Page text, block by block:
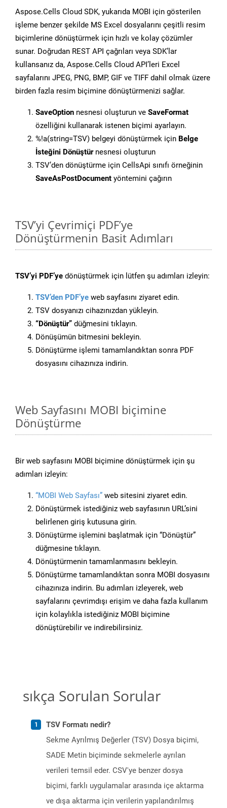
Aspose.Cells Cloud SDK, yukarıda MOBI için gösterilen
işleme benzer şekilde MS Excel dosyalarını çeşitli resim
biçimlerine dönüştürmek için hızlı ve kolay çözümler
sunar. Doğrudan REST API çağrıları veya SDK’lar
kullansanız da, Aspose.Cells Cloud API’leri Excel
sayfalarını JPEG, PNG, BMP, GIF ve TIFF dahil olmak üzere
birden fazla resim biçimine dönüştürmenizi sağlar.
SaveOption nesnesi oluşturun ve SaveFormat
özelliğini kullanarak istenen biçimi ayarlayın.
%!a(string=TSV) belgeyi dönüştürmek için Belge
İsteğini Dönüştürnesnesi oluşturun
TSV’den dönüştürme için CellsApi sınıfı örneğinin
SaveAsPostDocument yöntemini çağırın
TSV’yi Çevrimiçi PDF’ye
Dönüştürmenin Basit Adımları
TSV’yi PDF’ye dönüştürmek için lütfen şu adımları izleyin:
TSV’den PDF’ye web sayfasını ziyaret edin.
TSV dosyanızı cihazınızdan yükleyin.
“Dönüştür” düğmesini tıklayın.
Dönüşümün bitmesini bekleyin.
Dönüştürme işlemi tamamlandıktan sonra PDF
dosyasını cihazınıza indirin.
Web Sayfasını MOBI biçimine
Dönüştürme
Bir web sayfasını MOBI biçimine dönüştürmek için şu
adımları izleyin:
“MOBI Web Sayfası” web sitesini ziyaret edin.
Dönüştürmek istediğiniz web sayfasının URL’sini
belirlenen giriş kutusuna girin.
Dönüştürme işlemini başlatmak için “Dönüştür”
düğmesine tıklayın.
Dönüştürmenin tamamlanmasını bekleyin.
Dönüştürme tamamlandıktan sonra MOBI dosyasını
cihazınıza indirin. Bu adımları izleyerek, web
sayfalarını çevrimdışı erişim ve daha fazla kullanım
için kolaylıkla istediğiniz MOBI biçimine
dönüştürebilir ve indirebilirsiniz.
sıkça Sorulan Sorular
TSV Formatı nedir?
Sekme Ayrılmış Değerler (TSV) Dosya biçimi,
SADE Metin biçiminde sekmelerle ayrılan
verileri temsil eder. CSV'ye benzer dosya
biçimi, farklı uygulamalar arasında içe aktarma
ve dışa aktarma için verilerin yapılandırılmış